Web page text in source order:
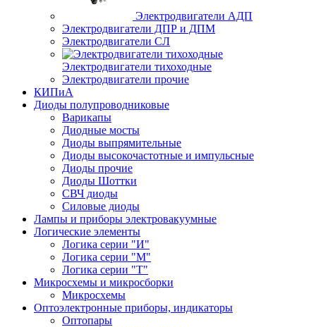
Электродвигатели АДП
Электродвигатели ДПР и ДПМ
Электродвигатели СЛ
Электродвигатели тихоходные
Электродвигатели прочие
КИПиА
Диоды полупроводниковые
Варикапы
Диодные мосты
Диоды выпрямительные
Диоды высокочастотные и импульсные
Диоды прочие
Диоды Шоттки
СВЧ диоды
Силовые диоды
Лампы и приборы электровакуумные
Логические элементы
Логика серии "И"
Логика серии "М"
Логика серии "Т"
Микросхемы и микросборки
Микросхемы
Оптоэлектронные приборы, индикаторы
Оптопары